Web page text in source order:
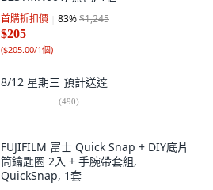
首購折扣價 83%$1,245
$205
($205.00/1個)
8/12 星期三 預計送達
(490)
FUJIFILM 富士 Quick Snap + DIY底片
筒鑰匙圈 2入 + 手腕帶套組,
QuickSnap, 1套